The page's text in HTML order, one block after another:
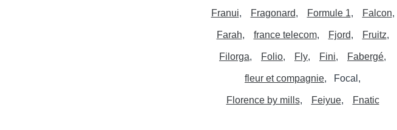
Franui Fragonard Formule 1 Falcon
Farah france telecom Fjord Fruitz
Filorga Folio Fly Fini Fabergé
fleur et compagnie Focal
Florence by mills Feiyue Fnatic